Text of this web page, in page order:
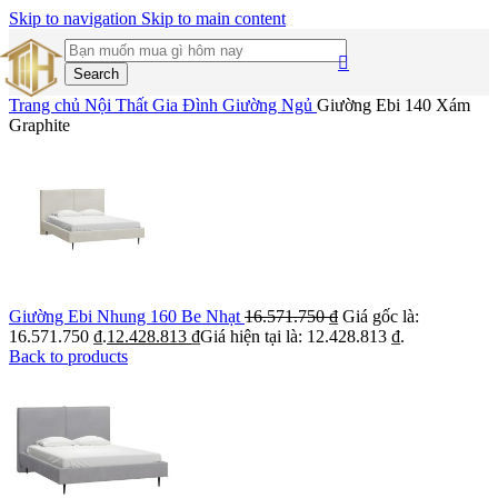
Skip to navigation Skip to main content
Search
Trang chủ Nội Thất Gia Đình Giường Ngủ Giường Ebi 140 Xám
Graphite
Giường Ebi Nhung 160 Be Nhạt 16.571.750₫ Giá gốc là:
16.571.750 ₫.12.428.813 ₫Giá hiện tại là: 12.428.813 ₫.
Back to products